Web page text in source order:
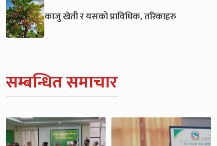
काजु खेती र यसको प्राविधिक, तरिकाहरु
सम्बन्धित समाचार